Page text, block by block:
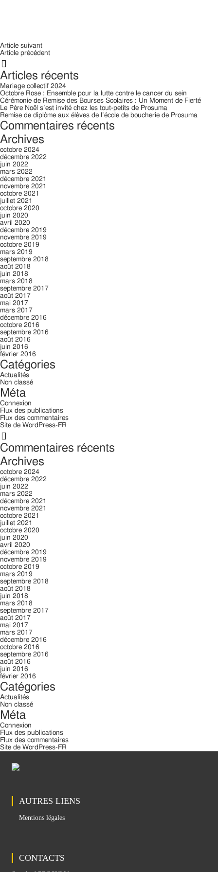
Article suivant
Article précédent
Rechercher:
Articles récents
Mariage collectif 2024
Octobre Rose : Ensemble pour la lutte contre le cancer du sein
Cérémonie de Remise des Bourses Scolaires : Un Moment de Fierté
Le Père Noël s’est invité chez les tout-petits de Prosuma
Remise de diplôme aux élèves de l’école de boucherie de Prosuma
Commentaires récents
Archives
octobre 2024
décembre 2022
juin 2022
mars 2022
décembre 2021
novembre 2021
octobre 2021
juillet 2021
octobre 2020
juin 2020
avril 2020
décembre 2019
novembre 2019
octobre 2019
mars 2019
septembre 2018
août 2018
juin 2018
mars 2018
septembre 2017
août 2017
mai 2017
mars 2017
décembre 2016
octobre 2016
septembre 2016
août 2016
juin 2016
février 2016
Catégories
Actualités
Non classé
Méta
Connexion
Flux des publications
Flux des commentaires
Site de WordPress-FR
Rechercher:
Commentaires récents
Archives
octobre 2024
décembre 2022
juin 2022
mars 2022
décembre 2021
novembre 2021
octobre 2021
juillet 2021
octobre 2020
juin 2020
avril 2020
décembre 2019
novembre 2019
octobre 2019
mars 2019
septembre 2018
août 2018
juin 2018
mars 2018
septembre 2017
août 2017
mai 2017
mars 2017
décembre 2016
octobre 2016
septembre 2016
août 2016
juin 2016
février 2016
Catégories
Actualités
Non classé
Méta
Connexion
Flux des publications
Flux des commentaires
Site de WordPress-FR
AUTRES LIENS
Mentions légales
CONTACTS